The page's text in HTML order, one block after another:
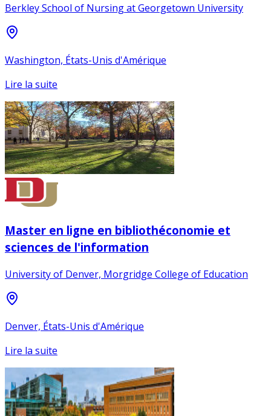
Berkley School of Nursing at Georgetown University
Washington, États-Unis d'Amérique
Lire la suite
Master en ligne en bibliothéconomie et
sciences de l'information
University of Denver, Morgridge College of Education
Denver, États-Unis d'Amérique
Lire la suite